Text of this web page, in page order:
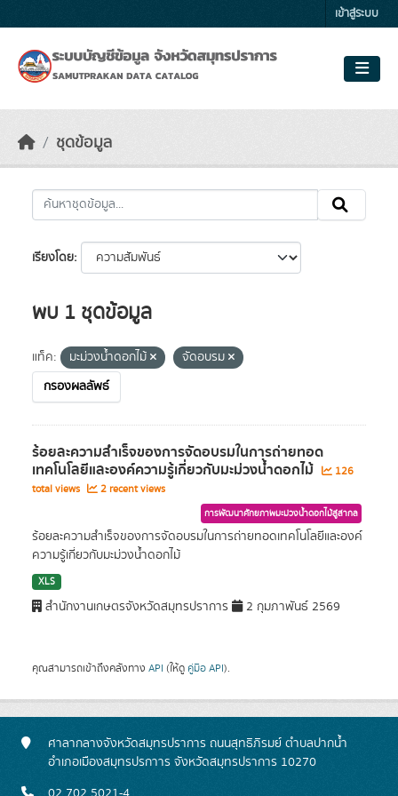
เข้าสู่ระบบ
ชุดข้อมูล
เรียงโดย
พบ 1 ชุดข้อมูล
แท็ค: มะม่วงน้ำดอกไม้
จัดอบรม
กรองผลลัพธ์
ร้อยละความสำเร็จของการจัดอบรมในการถ่ายทอด
เทคโนโลยีและองค์ความรู้เกี่ยวกับมะม่วงน้ำดอกไม้
126
total views
2 recent views
การพัฒนาศักยภาพมะม่วงน้ำดอกไม้สู่สากล
ร้อยละความสำเร็จของการจัดอบรมในการถ่ายทอดเทคโนโลยีและองค์
ความรู้เกี่ยวกับมะม่วงน้ำดอกไม้
XLS
สำนักงานเกษตรจังหวัดสมุทรปราการ 2 กุมภาพันธ์ 2569
คุณสามารถเข้าถึงคลังทาง API (ให้ดู คู่มือ API).
ศาลากลางจังหวัดสมุทรปราการ ถนนสุทธิภิรมย์ ตำบลปากน้ำ
อำเภอเมืองสมุทรปรกาาร จังหวัดสมุทรปราการ 10270